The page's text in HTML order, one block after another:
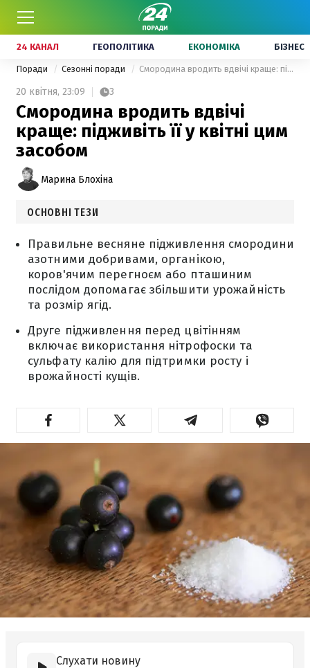
24 КАНАЛ ГЕОПОЛІТИКА ЕКОНОМІКА БІЗНЕС
Поради Сезонні поради Смородина вродить вдвічі краще: підживіть її у квітні цим засобом
20 квітня, 23:09 3
Смородина вродить вдвічі
краще: підживіть її у квітні цим
засобом
Марина Блохіна
ОСНОВНІ ТЕЗИ
Правильне весняне підживлення смородини
азотними добривами, органікою,
коров'ячим перегноєм або пташиним
послідом допомагає збільшити урожайність
та розмір ягід.
Друге підживлення перед цвітінням
включає використання нітрофоски та
сульфату калію для підтримки росту і
врожайності кущів.
Слухати новину